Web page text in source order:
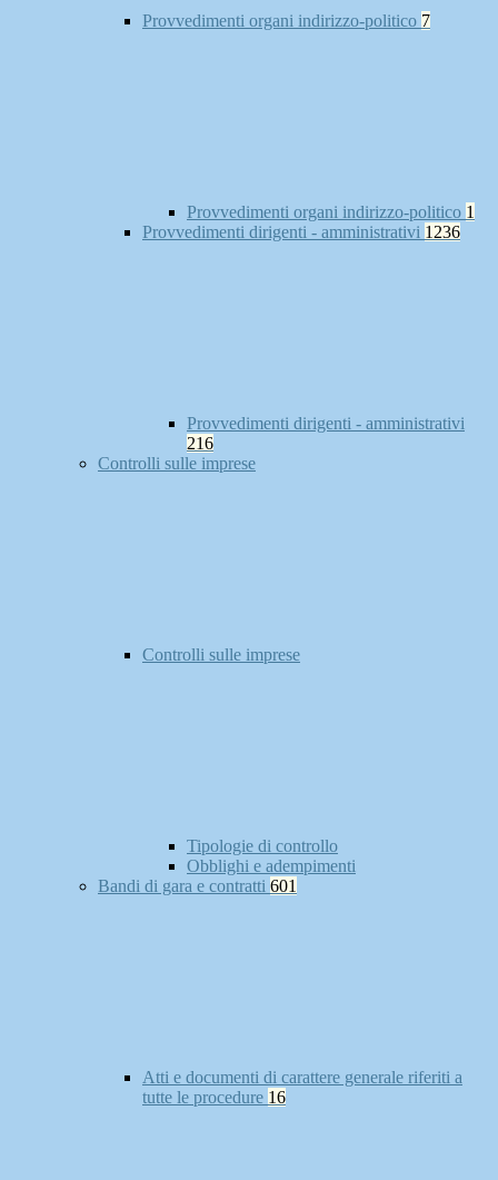
Provvedimenti organi indirizzo-politico 7
Provvedimenti organi indirizzo-politico 1
Provvedimenti dirigenti - amministrativi 1236
Provvedimenti dirigenti - amministrativi
216
Controlli sulle imprese
Controlli sulle imprese
Tipologie di controllo
Obblighi e adempimenti
Bandi di gara e contratti 601
Atti e documenti di carattere generale riferiti a
tutte le procedure 16